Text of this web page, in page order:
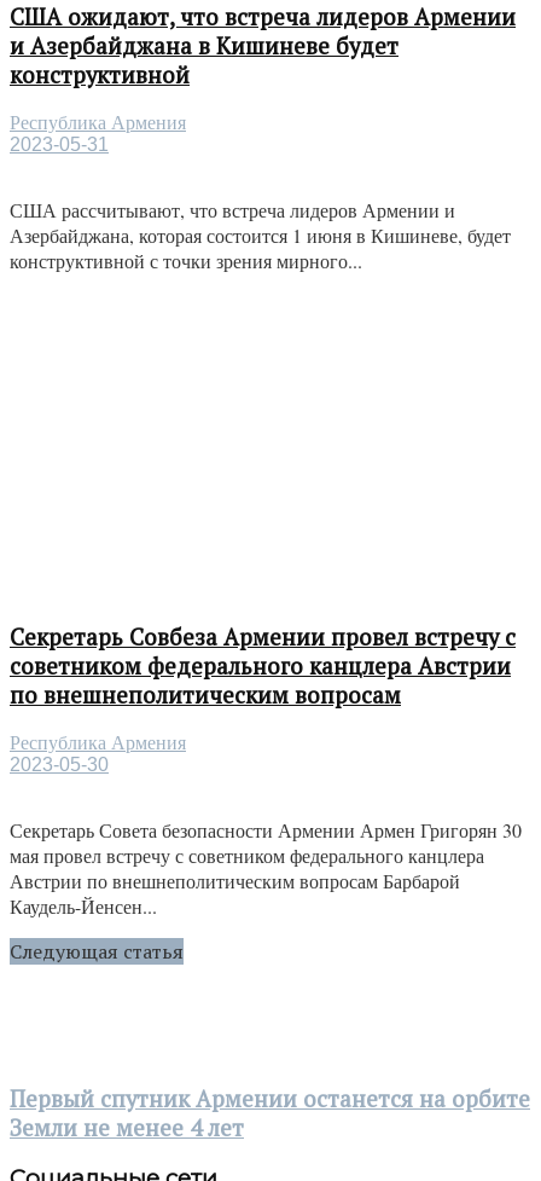
США ожидают, что встреча лидеров Армении
и Азербайджана в Кишиневе будет
конструктивной
Республика Армения
2023-05-31
США рассчитывают, что встреча лидеров Армении и
Азербайджана, которая состоится 1 июня в Кишиневе, будет
конструктивной с точки зрения мирного...
Секретарь Совбеза Армении провел встречу с
советником федерального канцлера Австрии
по внешнеполитическим вопросам
Республика Армения
2023-05-30
Секретарь Совета безопасности Армении Армен Григорян 30
мая провел встречу с советником федерального канцлера
Австрии по внешнеполитическим вопросам Барбарой
Каудель-Йенсен...
Следующая статья
Первый спутник Армении останется на орбите
Земли не менее 4 лет